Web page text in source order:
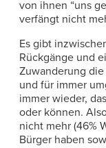
von ihnen “uns
verfängt nicht
Es gibt
Rückgänge und
Zuwanderung
und für immer
immer wieder,
oder können.
nicht mehr (46%
Bürger haben